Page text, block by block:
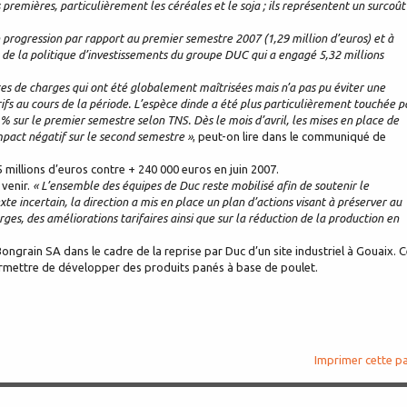
particulièrement les céréales et le soja ; ils représentent un surcoût
par rapport au premier semestre 2007 (1,29 million d’euros) et à
la politique d’investissements du groupe DUC qui a engagé 5,32 millions
charges qui ont été globalement maîtrisées mais n’a pas pu éviter une
cours de la période. L’espèce dinde a été plus particulièrement touchée
sur le premier semestre selon TNS. Dès le mois d’avril, les mises en place de
négatif sur le second semestre », peut-on lire dans le communiqué de
d’euros contre + 240 000 euros en juin 2007.
« L’ensemble des équipes de Duc reste mobilisé afin de soutenir le
incertain, la direction a mis en place un plan d’actions visant à préserver au
des améliorations tarifaires ainsi que sur la réduction de la production en
SA dans le cadre de la reprise par Duc d’un site industriel à Gouaix.
de développer des produits panés à base de poulet.
Imprimer cette